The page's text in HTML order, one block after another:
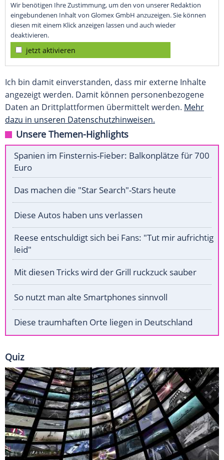
Wir benötigen Ihre Zustimmung, um den von unserer Redaktion
eingebundenen Inhalt von Glomex GmbH anzuzeigen. Sie können
diesen mit einem Klick anzeigen lassen und auch wieder
deaktivieren.
jetzt aktivieren
Ich bin damit einverstanden, dass mir externe Inhalte
angezeigt werden. Damit können personenbezogene
Daten an Drittplattformen übermittelt werden. Mehr
dazu in unseren Datenschutzhinweisen.
Unsere Themen-Highlights
Spanien im Finsternis-Fieber: Balkonplätze für 700
Euro
Das machen die "Star Search"-Stars heute
Diese Autos haben uns verlassen
Reese entschuldigt sich bei Fans: "Tut mir aufrichtig
leid"
Mit diesen Tricks wird der Grill ruckzuck sauber
So nutzt man alte Smartphones sinnvoll
Diese traumhaften Orte liegen in Deutschland
Quiz